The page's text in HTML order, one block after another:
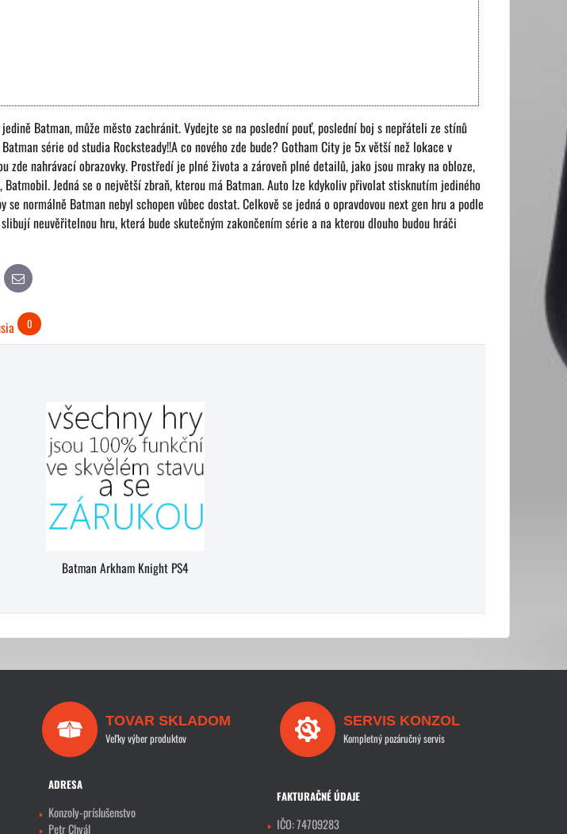
Batman, může město zachránit. Vydejte se na poslední pouť, poslední boj s nepřáteli ze stínů
série od studia Rocksteady!!A co nového zde bude? Gotham City je 5x větší než lokace v
zde nahrávací obrazovky. Prostředí je plné života a zároveň plné detailů, jako jsou mraky na obloze,
Jedná se o největší zbraň, kterou má Batman. Auto lze kdykoliv přivolat stisknutím jediného
normálně Batman nebyl schopen vůbec dostat. Celkově se jedná o opravdovou next gen hru a podle
neuvěřitelnou hru, která bude skutečným zakončením série a na kterou dlouho budou hráči
E-
mail
0
Batman Arkham Knight PS4
TOVAR SKLADOM
Veľky výber produktov
SERVIS KONZOL
Kompletný pozáručný servis
ADRESA
Konzoly-príslušenstvo
Petr Chvál
FAKTURAČNÉ ÚDAJE
IČO: 74709283